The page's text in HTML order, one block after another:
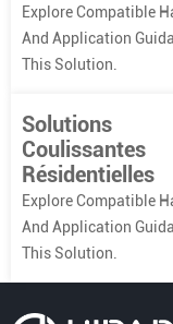
Explore Compatible
And Application
This Solution.
Solutions
Coulissantes
Résidentielles
Explore Compatible
And Application
This Solution.